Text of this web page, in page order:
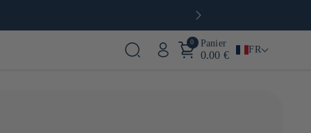
0 Panier
0.00 € FR